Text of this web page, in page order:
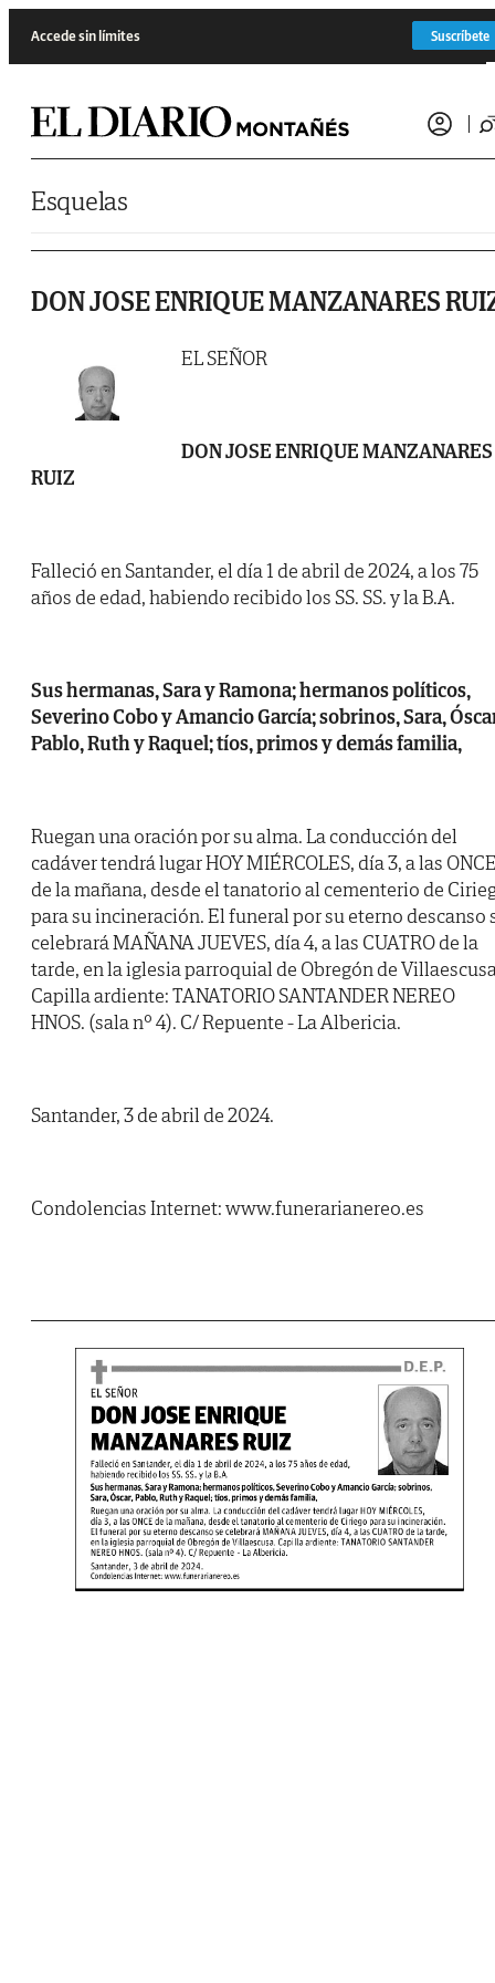
Accede sin límites Suscríbete
Esquelas
DON JOSE ENRIQUE MANZANARES
EL SEÑOR
DON JOSE ENRIQUE MANZANARES
RUIZ
Falleció en Santander, el día 1 de abril de 2024, a los 75
años de edad, habiendo recibido los SS. SS. y la B.A.
Sus hermanas, Sara y Ramona; hermanos políticos,
Severino Cobo y Amancio García; sobrinos, Sara,
Pablo, Ruth y Raquel; tíos, primos y demás familia,
Ruegan una oración por su alma. La conducción del
cadáver tendrá lugar HOY MIÉRCOLES, día 3, a las
de la mañana, desde el tanatorio al cementerio de
para su incineración. El funeral por su eterno descanso
celebrará MAÑANA JUEVES, día 4, a las CUATRO de la
tarde, en la iglesia parroquial de Obregón de
Capilla ardiente: TANATORIO SANTANDER NEREO
HNOS. (sala nº 4). C/ Repuente - La Albericia.
Santander, 3 de abril de 2024.
Condolencias Internet: www.funerarianereo.es